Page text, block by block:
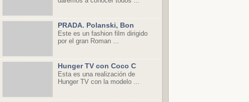
PRADA. Polanski, Bon
Este es un fashion film dirigido
por el gran Roman ...
Hunger TV con Coco C
Esta es una realización de
Hunger TV con la modelo ...